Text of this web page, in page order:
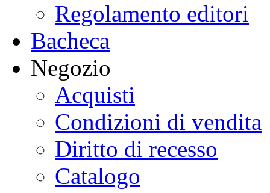
Regolamento editori
Bacheca
Negozio
Acquisti
Condizioni di vendita
Diritto di recesso
Catalogo